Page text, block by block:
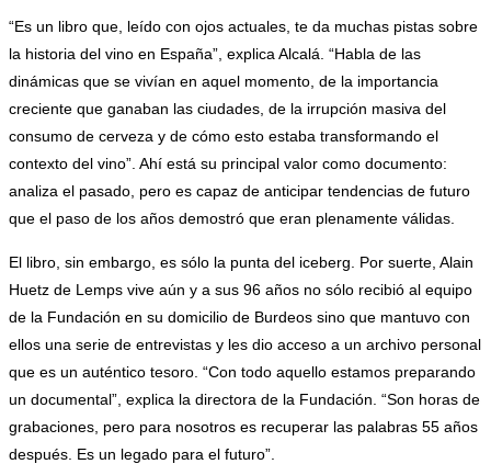
“Es un libro que, leído con ojos actuales, te da muchas pistas sobre
la historia del vino en España”, explica Alcalá. “Habla de las
dinámicas que se vivían en aquel momento, de la importancia
creciente que ganaban las ciudades, de la irrupción masiva del
consumo de cerveza y de cómo esto estaba transformando el
contexto del vino”. Ahí está su principal valor como documento:
analiza el pasado, pero es capaz de anticipar tendencias de futuro
que el paso de los años demostró que eran plenamente válidas.
El libro, sin embargo, es sólo la punta del iceberg. Por suerte, Alain
Huetz de Lemps vive aún y a sus 96 años no sólo recibió al equipo
de la Fundación en su domicilio de Burdeos sino que mantuvo con
ellos una serie de entrevistas y les dio acceso a un archivo personal
que es un auténtico tesoro. “Con todo aquello estamos preparando
un documental”, explica la directora de la Fundación. “Son horas de
grabaciones, pero para nosotros es recuperar las palabras 55 años
después. Es un legado para el futuro”.